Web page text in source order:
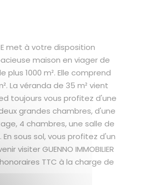
met à votre disposition
maison en viager de
plus 1000 m². Elle comprend
La véranda de 35 m² vient
toujours vous profitez d'une
grandes chambres, d'une
4 chambres, une salle de
sous sol, vous profitez d'un
visiter GUENNO IMMOBILIER
honoraires TTC à la charge de